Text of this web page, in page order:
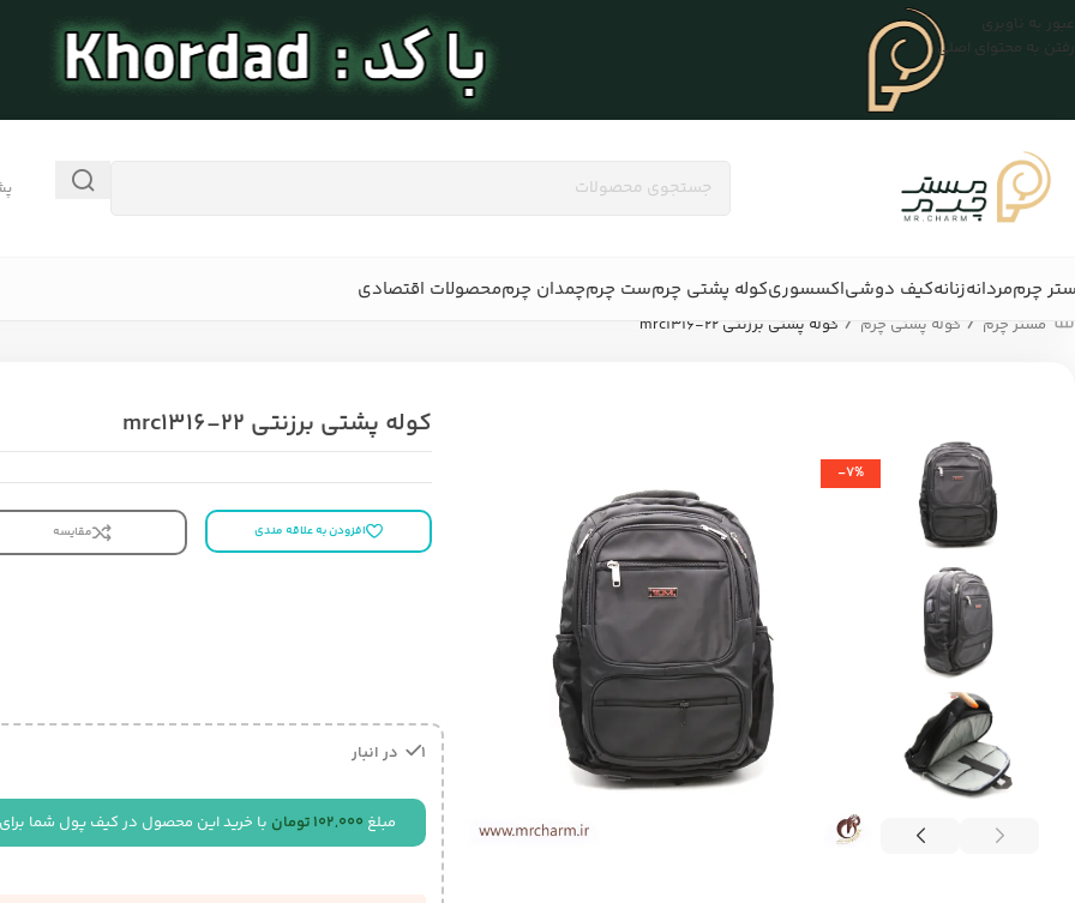
عبور به ناوبری
رفتن به محتوای اصلی
چرممردانهزنانهکیف دوشیاکسسوریکوله پشتی چرمست چرمچمدان چرممحصولات اقتصادی
مستر چرم / کوله پشتی چرم / کوله پشتی برزنتی mrc1316-22
-7%
کوله پشتی برزنتی mrc1316-22
افزودن به علاقه مندی مقایسه
1 در انبار
مبلغ 102,000 تومان با خرید این محصول در کیف پول شما